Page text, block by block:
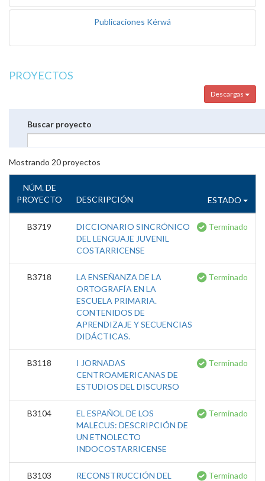
Publicaciones Kérwá
PROYECTOS
Descargas
Buscar proyecto
Mostrando 20proyectos
NÚM. DE
PROYECTO
DESCRIPCIÓN ESTADO
B3719
DICCIONARIO SINCRÓNICO
DEL LENGUAJE JUVENIL
COSTARRICENSE
Terminado
B3718
LA ENSEÑANZA DE LA
ORTOGRAFÍA EN LA
ESCUELA PRIMARIA.
CONTENIDOS DE
APRENDIZAJE Y SECUENCIAS
DIDÁCTICAS.
Terminado
B3118
I JORNADAS
CENTROAMERICANAS DE
ESTUDIOS DEL DISCURSO
Terminado
B3104
EL ESPAÑOL DE LOS
MALECUS: DESCRIPCIÓN DE
UN ETNOLECTO
INDOCOSTARRICENSE
Terminado
B3103 RECONSTRUCCIÓN DEL Terminado